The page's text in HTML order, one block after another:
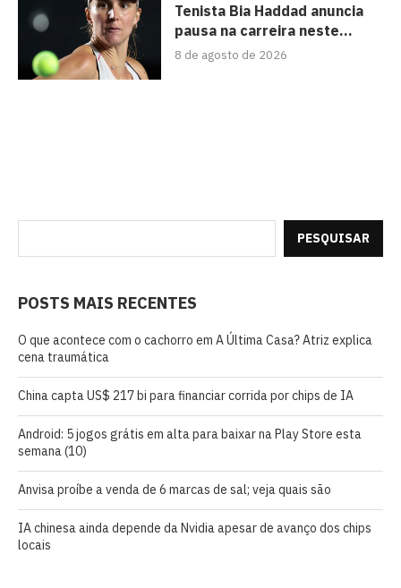
Tenista Bia Haddad anuncia
pausa na carreira neste...
8 de agosto de 2026
PESQUISAR
POSTS MAIS RECENTES
O que acontece com o cachorro em A Última Casa? Atriz explica
cena traumática
China capta US$ 217 bi para financiar corrida por chips de IA
Android: 5 jogos grátis em alta para baixar na Play Store esta
semana (10)
Anvisa proíbe a venda de 6 marcas de sal; veja quais são
IA chinesa ainda depende da Nvidia apesar de avanço dos chips
locais